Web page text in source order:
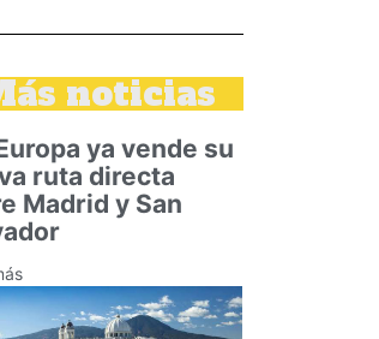
noticias
ya vende su
ruta directa
Madrid y San